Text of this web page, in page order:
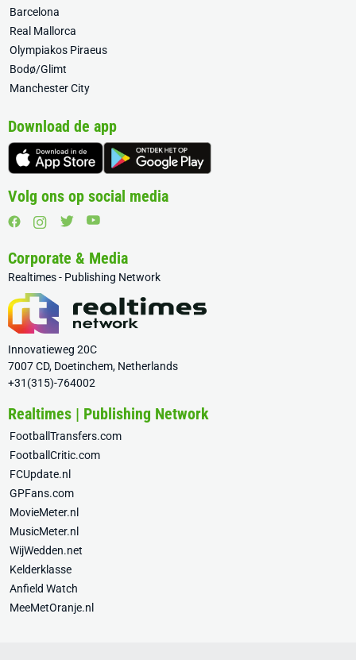
Barcelona
Real Mallorca
Olympiakos Piraeus
Bodø/Glimt
Manchester City
Download de app
Volg ons op social media
Corporate & Media
Realtimes - Publishing Network
Innovatieweg 20C
7007 CD, Doetinchem, Netherlands
+31(315)-764002
Realtimes | Publishing Network
FootballTransfers.com
FootballCritic.com
FCUpdate.nl
GPFans.com
MovieMeter.nl
MusicMeter.nl
WijWedden.net
Kelderklasse
Anfield Watch
MeeMetOranje.nl